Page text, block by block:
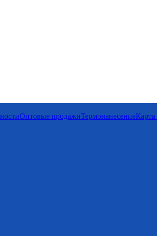
Оптовые продажиТермонанесение